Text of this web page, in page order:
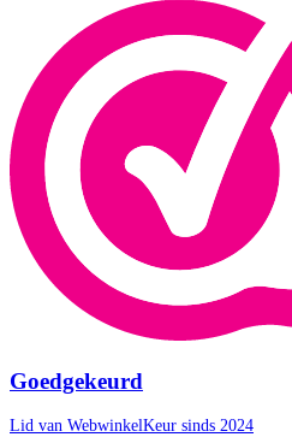
Goedgekeurd
Lid van WebwinkelKeur sinds 2024